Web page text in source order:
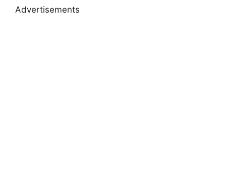
Advertisements